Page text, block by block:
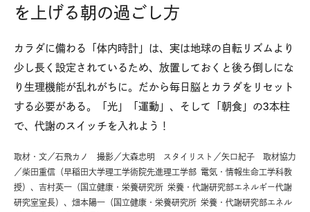
を上げる朝の過ごし方
カラダに備わる「体内時計」は、実は地球の自転リズムより
少し長く設定されているため、放置しておくと後ろ倒しにな
り生理機能が乱れがちに。だから毎日脳とカラダをリセット
する必要がある。「光」「運動」、そして「朝食」の3本柱
で、代謝のスイッチを入れよう！
取材・文／石飛カノ 撮影／大森忠明 スタイリスト／矢口紀子 取材協力
／柴田重信（早稲田大学理工学術院先進理工学部 電気・情報生命工学科教
授）、吉村英一（国立健康・栄養研究所 栄養・代謝研究部エネルギー代謝
研究室室長）、畑本陽一（国立健康・栄養研究所 栄養・代謝研究部エネル